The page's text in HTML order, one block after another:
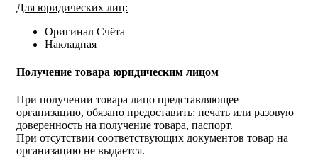
Для юридических лиц:
Оригинал Счёта
Накладная
Получение товара юридическим лицом
При получении товара лицо представляющее
организацию, обязано предоставить: печать или разовую
доверенность на получение товара, паспорт.
При отсутствии соответствующих документов товар на
организацию не выдается.